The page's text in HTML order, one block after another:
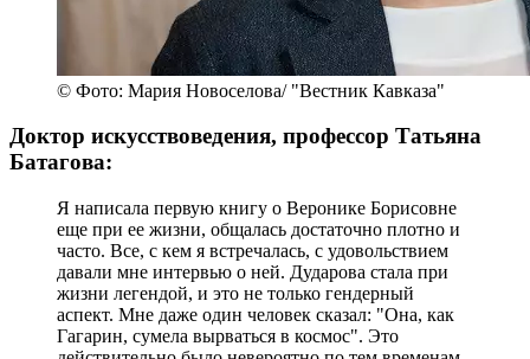
© Фото: Мария Новоселова/ "Вестник Кавказа"
Доктор искусствоведения, профессор Татьяна
Батагова:
Я написала первую книгу о Веронике Борисовне
еще при ее жизни, общалась достаточно плотно и
часто. Все, с кем я встречалась, с удовольствием
давали мне интервью о ней. Дударова стала при
жизни легендой, и это не только гендерный
аспект. Мне даже один человек сказал: "Она, как
Гагарин, сумела вырваться в космос". Это